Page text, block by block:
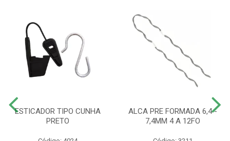
ESTICADOR TIPO CUNHA
PRETO
ALCA PRE FORMADA 6,4 -
7,4MM 4 A 12FO